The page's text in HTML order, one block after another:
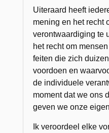
Uiteraard heeft
mening en het recht
verontwaardiging te
het recht om
feiten die zich
voordoen en
de individuele
moment dat we ons
geven we onze
Ik veroordeel elke